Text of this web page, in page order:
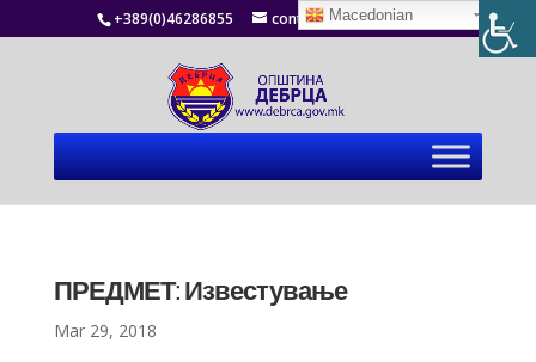
+389(0)46286855 contact@debrca.gov.mk
ПРЕДМЕТ: Известување
Mar 29, 2018
Macedonian